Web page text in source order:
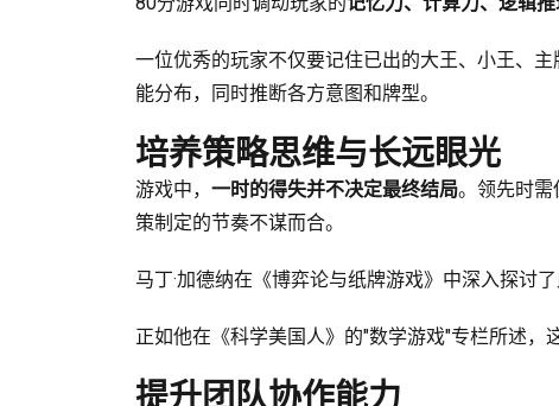
一位优秀的玩家不仅要记住已出的大王、小王、
能分布，同时推断各方意图和牌型。
培养策略思维与长远眼光
游戏中， 一时的得失并不决定最终结局。领先时需
策制定的节奏不谋而合。
马丁·加德纳在《博弈论与纸牌游戏》中深入探讨
正如他在《科学美国人》的"数学游戏"专栏所述，